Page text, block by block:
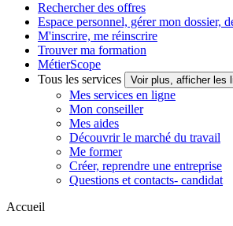
Rechercher des offres
Espace personnel, gérer mon dossier,
M'inscrire, me réinscrire
Trouver ma formation
MétierScope
Tous les services
Voir plus, afficher les
Mes services en ligne
Mon conseiller
Mes aides
Découvrir le marché du travail
Me former
Créer, reprendre une entreprise
Questions et contacts- candidat
Accueil